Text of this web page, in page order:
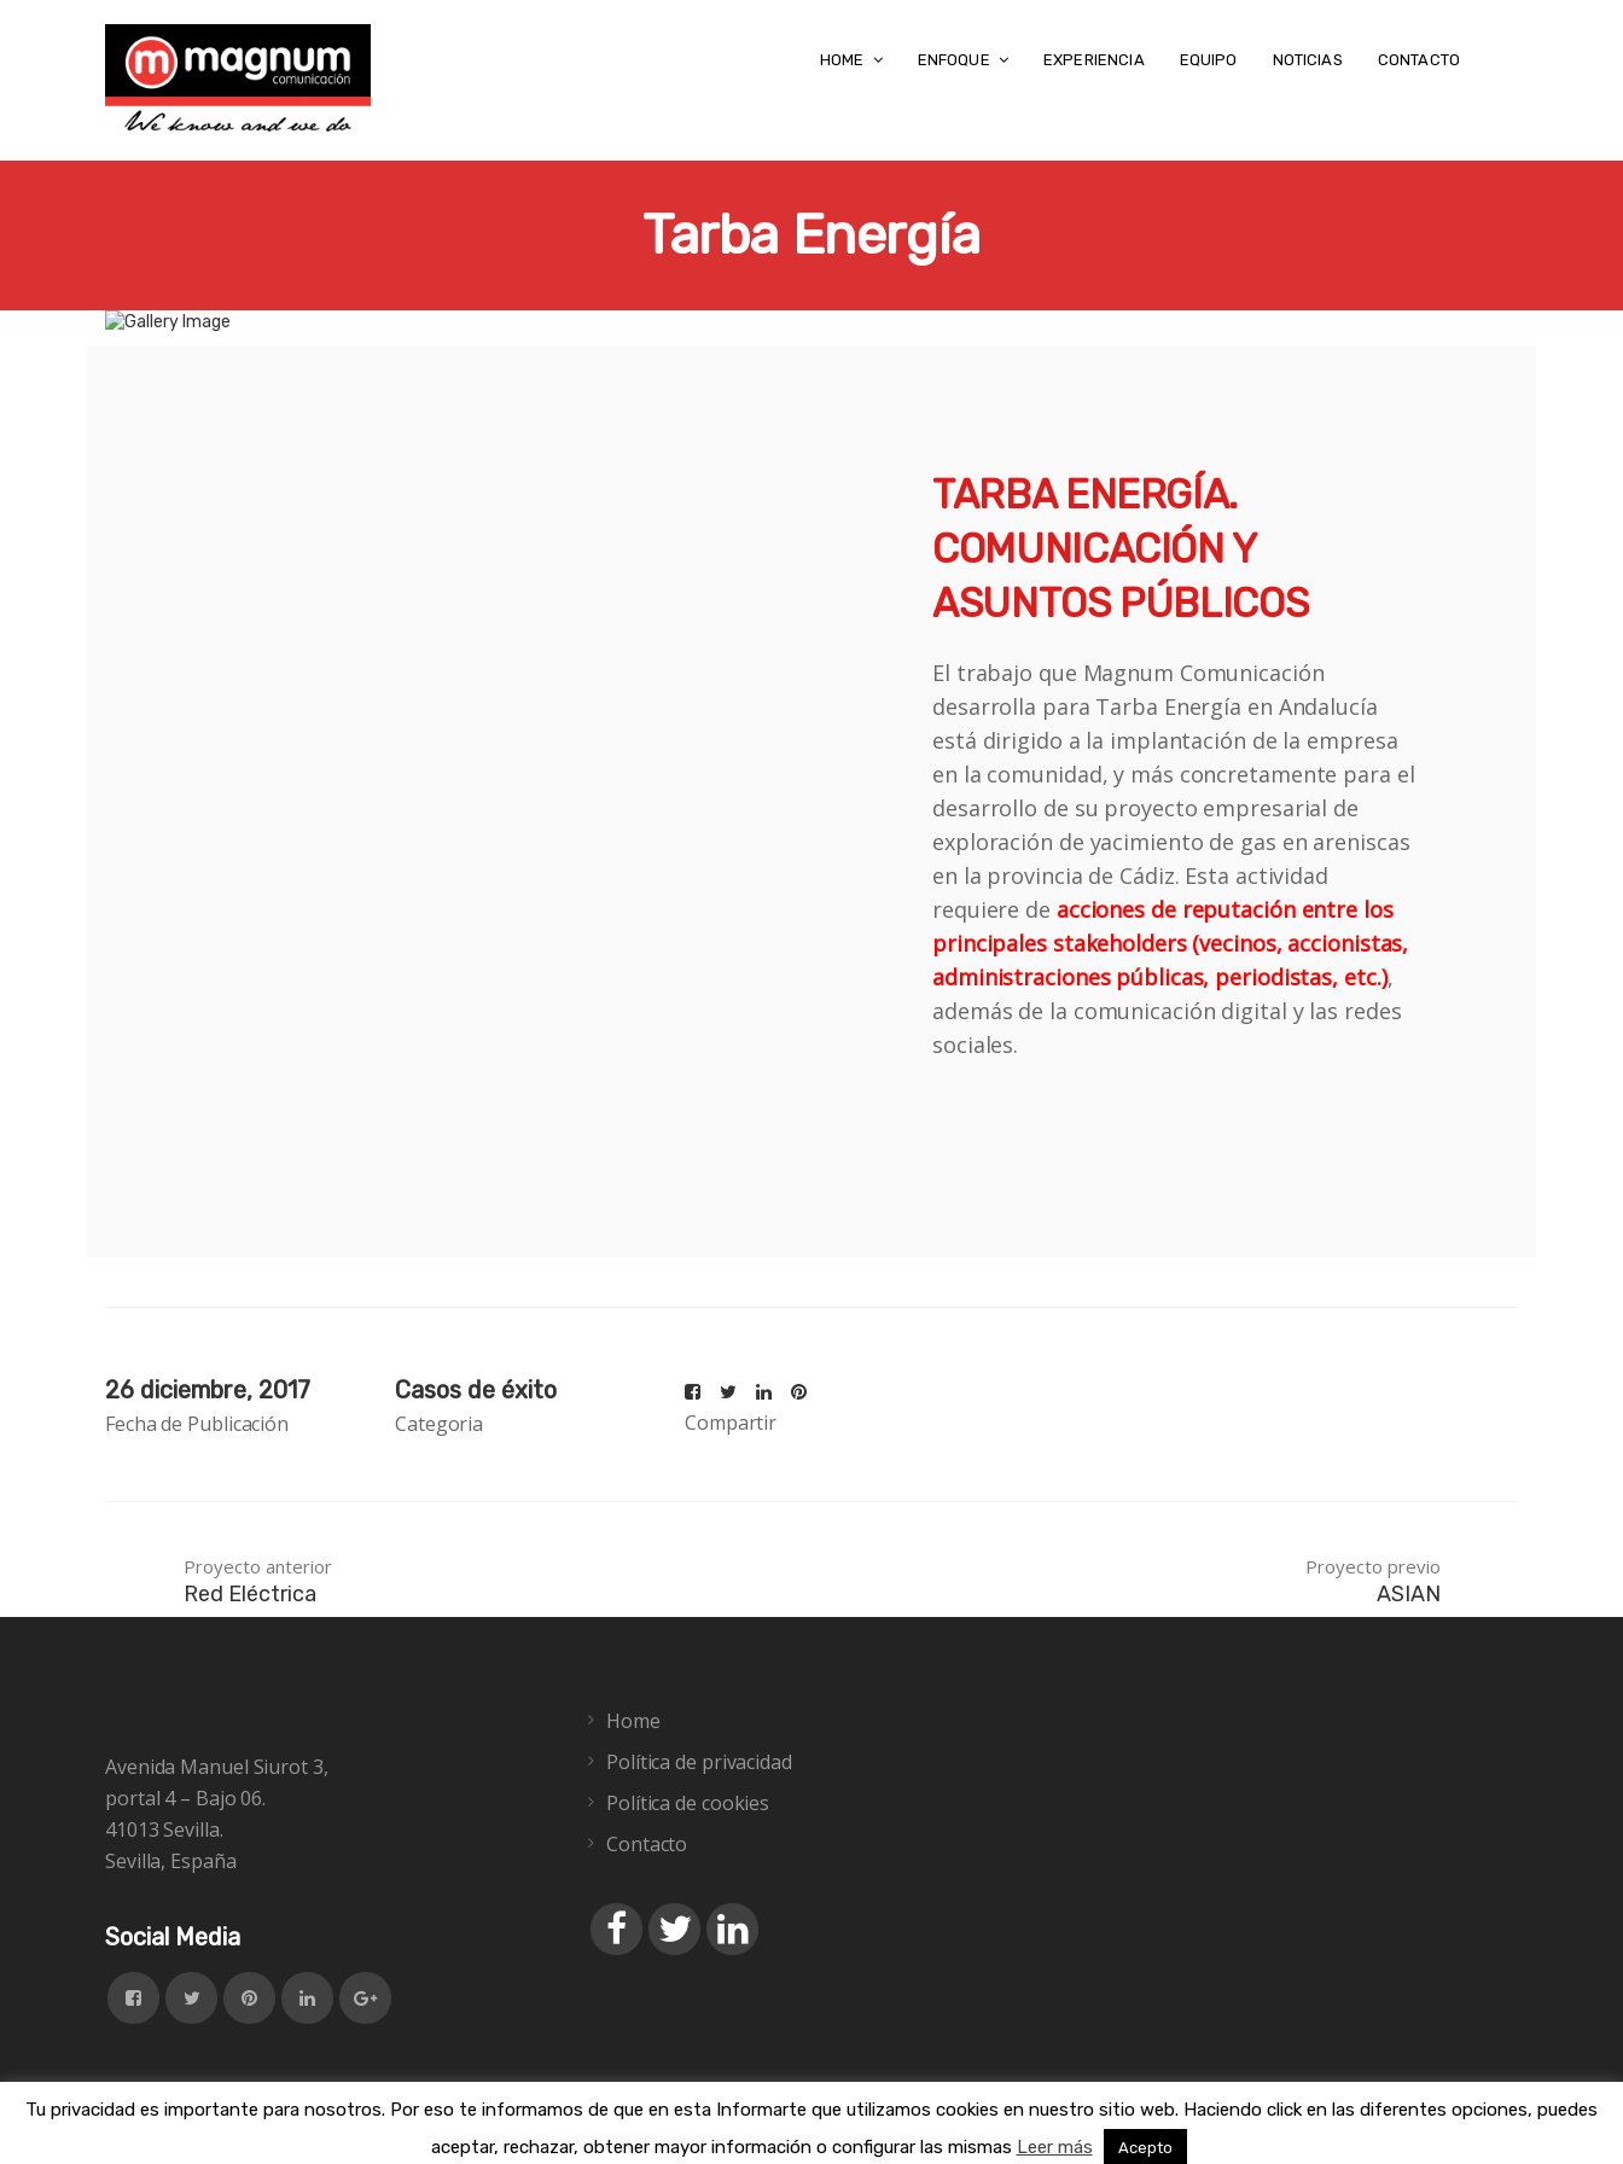
HOME ENFOQUE EXPERIENCIA EQUIPO NOTICIAS CONTACTO
Tarba Energía
TARBA ENERGÍA.
COMUNICACIÓN Y
ASUNTOS PÚBLICOS
El trabajo que Magnum Comunicación
desarrolla para Tarba Energía en Andalucía
está dirigido a la implantación de la empresa
en la comunidad, y más concretamente para el
desarrollo de su proyecto empresarial de
exploración de yacimiento de gas en areniscas
en la provincia de Cádiz. Esta actividad
requiere de acciones de reputación entre los
principales stakeholders (vecinos, accionistas,
administraciones públicas, periodistas, etc.),
además de la comunicación digital y las redes
sociales.
26 diciembre, 2017
Fecha de Publicación
Casos de éxito
Categoria Compartir
Proyecto anterior
Red Eléctrica
Proyecto previo
ASIAN
Avenida Manuel Siurot 3,
portal 4 – Bajo 06.
41013 Sevilla.
Sevilla, España
Social Media
Home
Política de privacidad
Política de cookies
Contacto
© Guillermo Montero Megias | All rights reserved. Fotografías: John Bakator. Hans Peter Gauster. Kelly Sikkema. Pascal Swier. Pocky Lee
Tu privacidad es importante para nosotros. Por eso te informamos de que en esta Informarte que utilizamos cookies en nuestro sitio web. Haciendo click en las diferentes opciones, puedes
aceptar, rechazar, obtener mayor información o configurar las mismas Leer más Acepto